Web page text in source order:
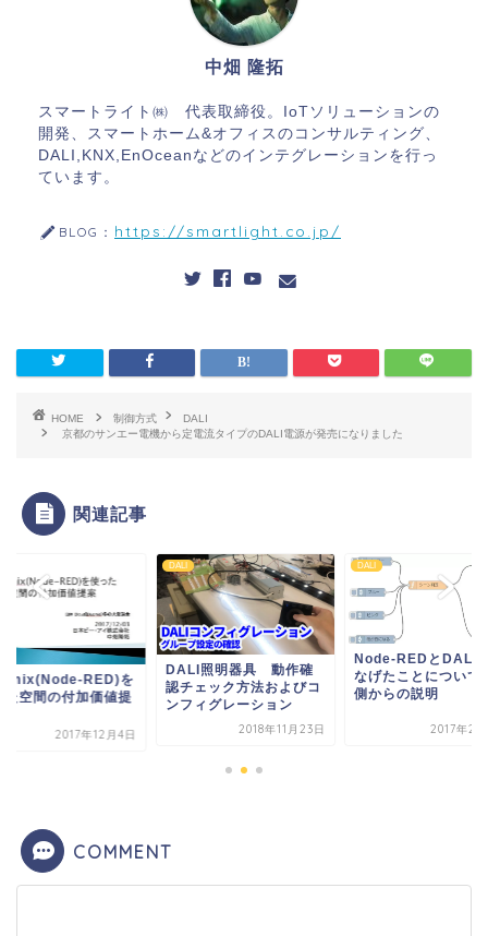
中畑 隆拓
スマートライト㈱ 代表取締役。IoTソリューションの
開発、スマートホーム&オフィスのコンサルティング、
DALI,KNX,EnOceanなどのインテグレーションを行っ
ています。
BLOG： https://smartlight.co.jp/
HOME 制御方式
DALI
京都のサンエー電機から定電流タイプのDALI電源が発売になりました
関連記事
照明器具 動作確
ェック方法およびコ
ィグレーション
2018年11月23日
DALI
Node-REDとDALIをつ
なげたことについて設備
側からの説明
2017年2月23日
DALI
Bluemix(Node-
使った空間の付加価
2017年12
COMMENT